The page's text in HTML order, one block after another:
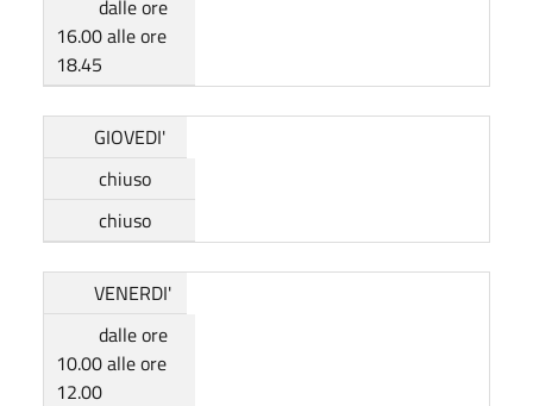
dalle ore
16.00 alle ore
18.45
GIOVEDI'
chiuso
chiuso
VENERDI'
dalle ore
10.00 alle ore
12.00